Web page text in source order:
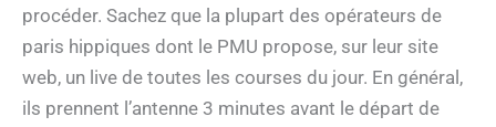
procéder. Sachez que la plupart des opérateurs de
paris hippiques dont le PMU propose, sur leur site
web, un live de toutes les courses du jour. En général,
ils prennent l’antenne 3 minutes avant le départ de